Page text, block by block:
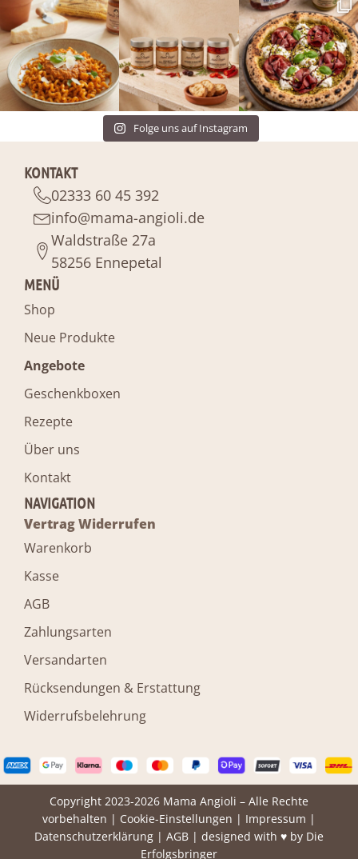
Folge uns auf Instagram
KONTAKT
02333 60 45 392
info@mama-angioli.de
Waldstraße 27a
58256 Ennepetal
MENÜ
Shop
Neue Produkte
Angebote
Geschenkboxen
Rezepte
Über uns
Kontakt
NAVIGATION
Vertrag Widerrufen
Warenkorb
Kasse
AGB
Zahlungsarten
Versandarten
Rücksendungen & Erstattung
Widerrufsbelehrung
Copyright 2023-2026 Mama Angioli – Alle Rechte
vorbehalten | Cookie-Einstellungen | Impressum |
Datenschutzerklärung | AGB | designed with ♥ by Die
Erfolgsbringer